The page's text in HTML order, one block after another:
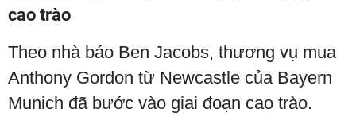
cao trào
Theo nhà báo Ben Jacobs, thương vụ mua
Anthony Gordon từ Newcastle của Bayern
Munich đã bước vào giai đoạn cao trào.